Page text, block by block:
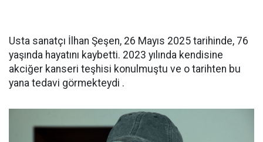
Usta sanatçı İlhan Şeşen, 26 Mayıs 2025 tarihinde, 76
yaşında hayatını kaybetti. 2023 yılında kendisine
akciğer kanseri teşhisi konulmuştu ve o tarihten bu
yana tedavi görmekteydi .